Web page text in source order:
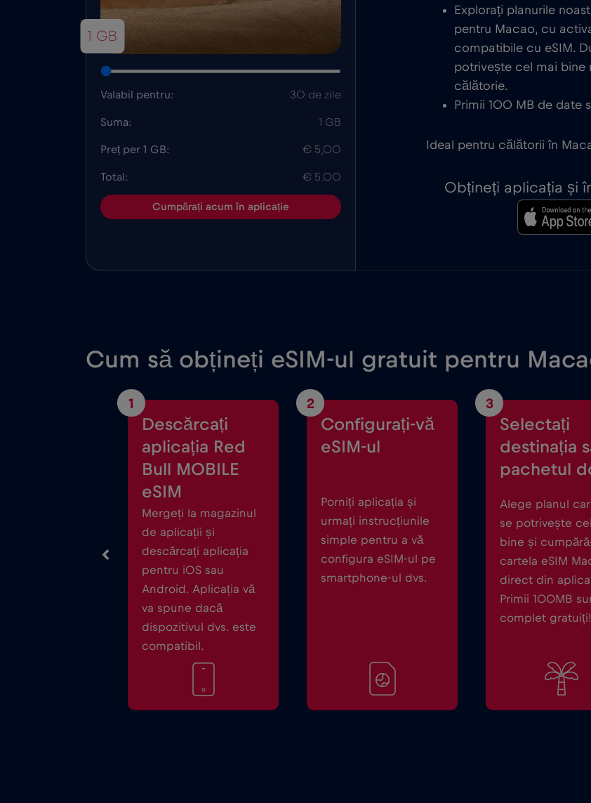
1 GB
Valabil pentru: 30 de zile
Suma: 1 GB
Preț per 1 GB: € 5,00
Total: € 5.00
Cumpărați acum în aplicație
Explorați planurile
pentru Macao, cu
compatibile cu eSIM.
potrivește cel mai bine
călătorie.
Primii 100 MB de date
Ideal pentru călătorii în
Obțineți aplicația și
Cum să obțineți eSIM-ul gratuit pentru
1
Descărcați
aplicația Red
Bull MOBILE
eSIM
Mergeți la magazinul
de aplicații și
descărcați aplicația
pentru iOS sau
Android. Aplicația vă
va spune dacă
dispozitivul dvs. este
compatibil.
2
Configurați-vă
eSIM-ul
Porniți aplicația și
urmați instrucțiunile
simple pentru a vă
configura eSIM-ul pe
smartphone-ul dvs.
3
Selectați
destinația
pachetul
Alege planul
se potrivește
bine și
cartela eSIM
direct din
Primii 100MB
complet gratuiți!